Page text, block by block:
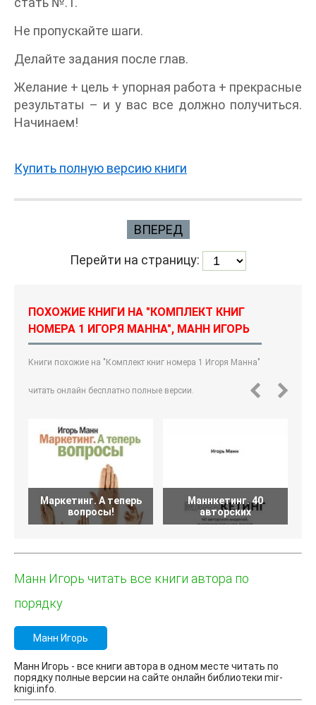
Не пропускайте шаги.
Делайте задания после глав.
Желание + цель + упорная работа + прекрасные
результаты – и у вас все должно получиться.
Начинаем!
Купить полную версию книги
ВПЕРЕД
Перейти на страницу:
ПОХОЖИЕ КНИГИ НА "КОМПЛЕКТ КНИГ
НОМЕРА 1 ИГОРЯ МАННА", МАНН ИГОРЬ
Книги похожие на "Комплект книг номера 1 Игоря Манна"
читать онлайн бесплатно полные версии.
Маркетинг. А теперь
вопросы!
Маннкетинг. 40
авторских
Манн Игорь читать все книги автора по
порядку
Манн Игорь
Манн Игорь - все книги автора в одном месте читать по
порядку полные версии на сайте онлайн библиотеки mir-
knigi.info.